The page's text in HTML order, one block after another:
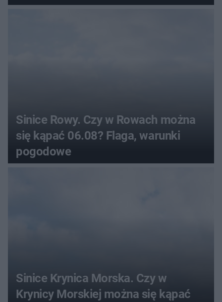
Sinice Rowy. Czy w Rowach można
się kąpać 06.08? Flaga, warunki
pogodowe
Sinice Krynica Morska. Czy w
Krynicy Morskiej można się kąpać